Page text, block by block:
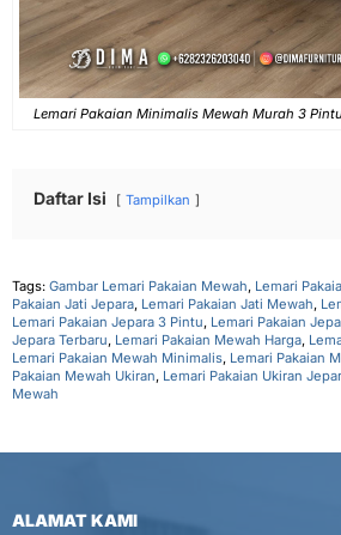
Lemari Pakaian Minimalis Mewah Murah 3
Daftar Isi Tampilkan
Tags: Gambar Lemari Pakaian Mewah, Lemari
Pakaian Jati Jepara, Lemari Pakaian Jati Mewah,
Lemari Pakaian Jepara 3 Pintu, Lemari Pakaian
Jepara Terbaru, Lemari Pakaian Mewah Harga,
Lemari Pakaian Mewah Minimalis, Lemari Pakaian
Pakaian Mewah Ukiran, Lemari Pakaian Ukiran
Mewah
ALAMAT KAMI